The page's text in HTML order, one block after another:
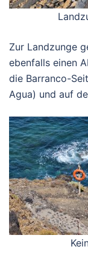
Zur Landzunge
ebenfalls einen
die Barranco-
Agua) und auf